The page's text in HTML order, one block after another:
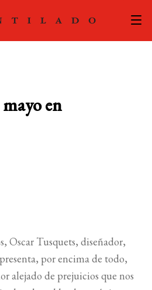
ACTUALIDAD
MI CUENTA
en
Oscar Tusquets, diseñador,
por encima de todo,
alejado de prejuicios que nos